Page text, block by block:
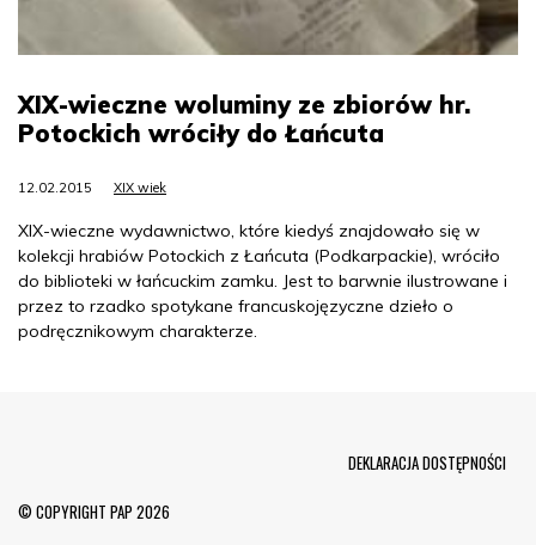
XIX-wieczne woluminy ze zbiorów hr.
Potockich wróciły do Łańcuta
12.02.2015 XIX wiek
XIX-wieczne wydawnictwo, które kiedyś znajdowało się w
kolekcji hrabiów Potockich z Łańcuta (Podkarpackie), wróciło
do biblioteki w łańcuckim zamku. Jest to barwnie ilustrowane i
przez to rzadko spotykane francuskojęzyczne dzieło o
podręcznikowym charakterze.
© COPYRIGHT PAP 2026
DEKLARACJA DOSTĘPNOŚCI